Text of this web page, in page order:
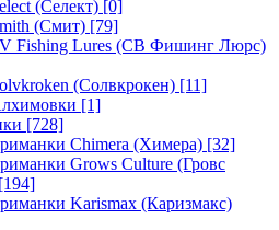
(Селект) [0]
(Смит) [79]
Fishing Lures (СВ Фишинг Люрс)
(Солвкрокен) [11]
[1]
[728]
Chimera (Химера) [32]
Grows Culture (Гровс
[194]
Karismax (Каризмакс)